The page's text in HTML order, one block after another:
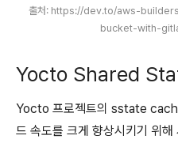
출처: https://dev.to/aws-
bucket-with-
Yocto Shared
Yocto 프로젝트의 sstate
드 속도를 크게 향상시키기 위